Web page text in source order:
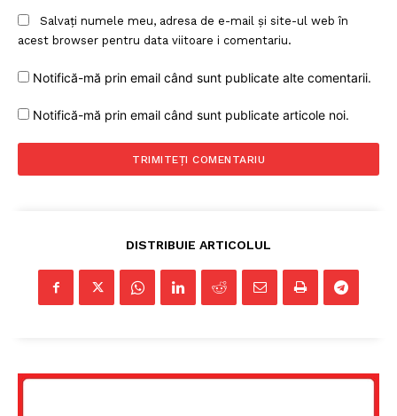
Salvați numele meu, adresa de e-mail și site-ul web în
acest browser pentru data viitoare i comentariu.
Notifică-mă prin email când sunt publicate alte comentarii.
Notifică-mă prin email când sunt publicate articole noi.
DISTRIBUIE ARTICOLUL